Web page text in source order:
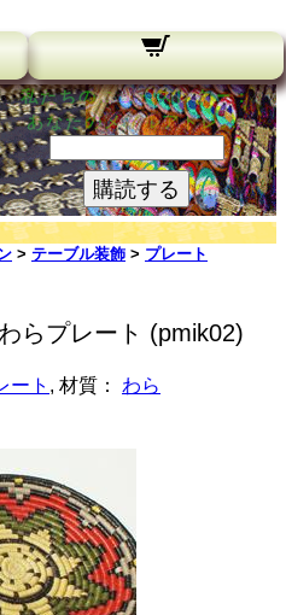
私たちのニュースレター：
あなたのメールアドレス:
購読する
> テーブル装飾 > プレート
らプレート (pmik02)
ート , 材質： わら